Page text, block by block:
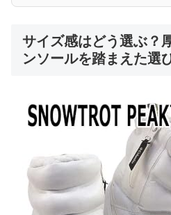
サイズ感はどう選ぶ？
ンソールを踏まえた選